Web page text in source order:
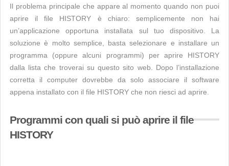
Il problema principale che appare al momento quando non puoi
aprire il file HISTORY è chiaro: semplicemente non hai
un’applicazione opportuna installata sul tuo dispositivo. La
soluzione è molto semplice, basta selezionare e installare un
programma (oppure alcuni programmi) per aprire HISTORY
dalla lista che troverai su questo sito web. Dopo l’installazione
corretta il computer dovrebbe da solo associare il software
appena installato con il file HISTORY che non riesci ad aprire.
Programmi con quali si può aprire il file
HISTORY